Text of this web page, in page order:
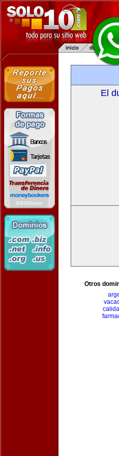
El
Otros